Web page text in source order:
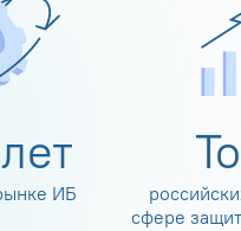
лет
ИБ
сфере